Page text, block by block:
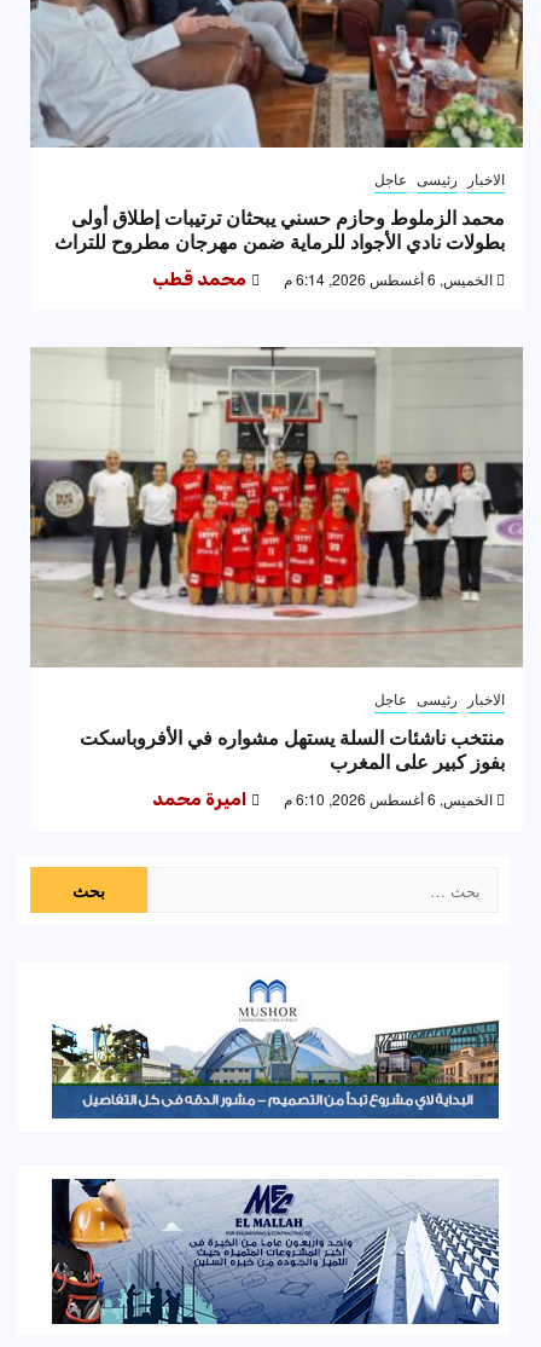
الاخبار رئيسى عاجل
محمد الزملوط وحازم حسني يبحثان ترتيبات إطلاق أولى
بطولات نادي الأجواد للرماية ضمن مهرجان مطروح للتراث
الخميس, 6 أغسطس 2026, 6:14 م محمد قطب
الاخبار رئيسى عاجل
منتخب ناشئات السلة يستهل مشواره في الأفروباسكت
بفوز كبير على المغرب
الخميس, 6 أغسطس 2026, 6:10 م اميرة محمد
عن: